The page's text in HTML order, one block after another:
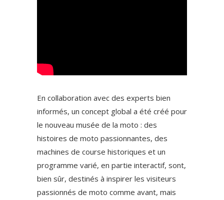
En collaboration avec des experts bien
informés, un concept global a été créé pour
le nouveau musée de la moto : des
histoires de moto passionnantes, des
machines de course historiques et un
programme varié, en partie interactif, sont,
bien sûr, destinés à inspirer les visiteurs
passionnés de moto comme avant, mais